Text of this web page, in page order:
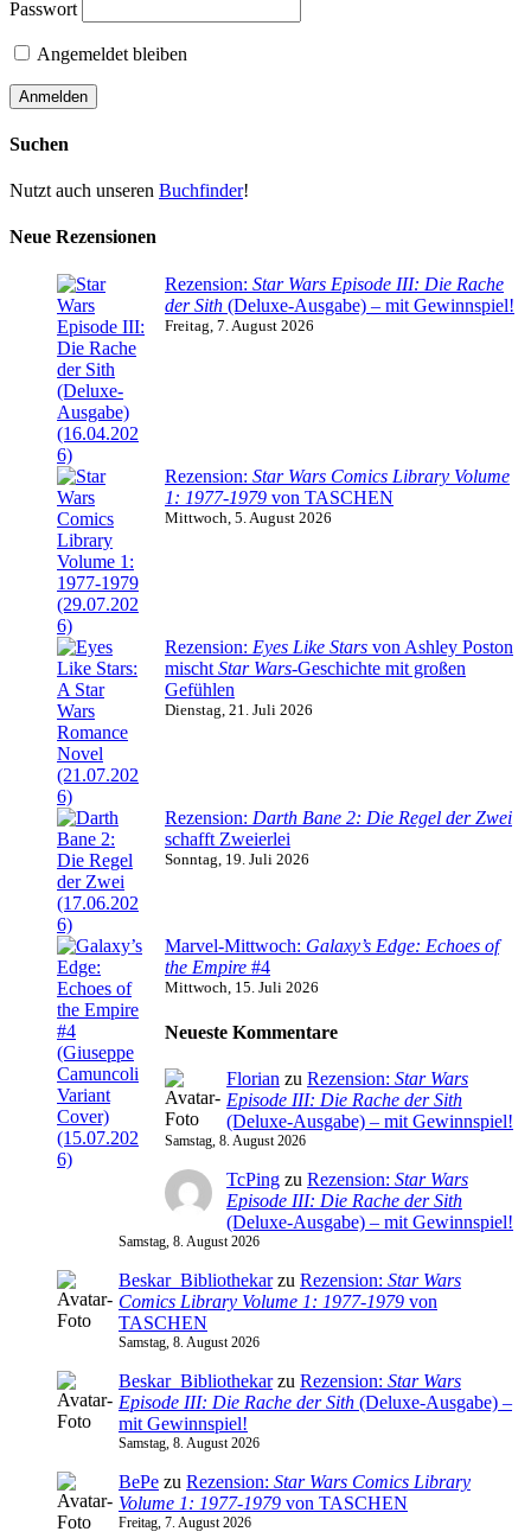
Passwort
Angemeldet bleiben
Suchen
Nutzt auch unseren Buchfinder!
Neue Rezensionen
Rezension: Star Wars Episode III: Die Rache
der Sith (Deluxe-Ausgabe) – mit Gewinnspiel!
Freitag, 7. August 2026
Rezension: Star Wars Comics Library Volume
1: 1977-1979 von TASCHEN
Mittwoch, 5. August 2026
Rezension: Eyes Like Stars von Ashley Poston
mischt Star Wars-Geschichte mit großen
Gefühlen
Dienstag, 21. Juli 2026
Rezension: Darth Bane 2: Die Regel der Zwei
schafft Zweierlei
Sonntag, 19. Juli 2026
Marvel-Mittwoch: Galaxy’s Edge: Echoes of
the Empire #4
Mittwoch, 15. Juli 2026
Neueste Kommentare
Florian zu Rezension: Star Wars
Episode III: Die Rache der Sith
(Deluxe-Ausgabe) – mit Gewinnspiel!
Samstag, 8. August 2026
TcPing zu Rezension: Star Wars
Episode III: Die Rache der Sith
(Deluxe-Ausgabe) – mit Gewinnspiel!
Samstag, 8. August 2026
Beskar_Bibliothekarzu Rezension: Star Wars
Comics Library Volume 1: 1977-1979 von
TASCHEN
Samstag, 8. August 2026
Beskar_Bibliothekarzu Rezension: Star Wars
Episode III: Die Rache der Sith (Deluxe-Ausgabe) –
mit Gewinnspiel!
Samstag, 8. August 2026
BePe zu Rezension: Star Wars Comics Library
Volume 1: 1977-1979 von TASCHEN
Freitag, 7. August 2026